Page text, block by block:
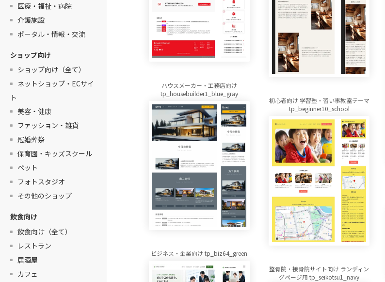
ハウスメーカー・工務店向け
tp_housebuilder1_blue_gray
初心者向け 学習塾・習い事教室テーマ
tp_beginner10_school
ビジネス・企業向け tp_biz64_green
整骨院・接骨院サイト向け ランディン
グページ用 tp_seikotsu1_navy
医療・福祉・病院
介護施設
ポータル・情報・交流
ショップ向け
ショップ向け（全て）
ネットショップ・ECサイ
ト
美容・健康
ファッション・雑貨
冠婚葬祭
保育園・キッズスクール
ペット
フォトスタジオ
その他のショップ
飲食向け
飲食向け（全て）
レストラン
居酒屋
カフェ